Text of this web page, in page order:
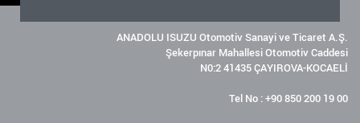
ANADOLU ISUZU Otomotiv Sanayi ve Ticaret A.Ş.
Şekerpınar Mahallesi Otomotiv Caddesi
N0:2 41435 ÇAYIROVA-KOCAELİ
Tel No : +90 850 200 19 00